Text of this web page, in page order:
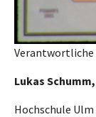
Verantwortliche
Lukas
Hochschule Ulm